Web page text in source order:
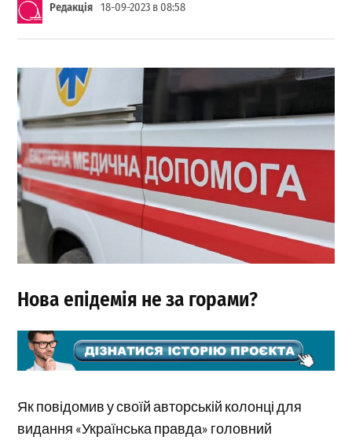
Редакція 18-09-2023 в 08:58
Нова епідемія не за горами?
Як повідомив у своїй авторській колонці для
видання «Українська правда» головний